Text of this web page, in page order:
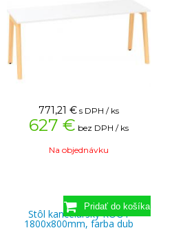
771,21 € s DPH / ks
627 € bez DPH / ks
Na objednávku
Stôl kancelársky ROOT
1800x800mm, farba dub